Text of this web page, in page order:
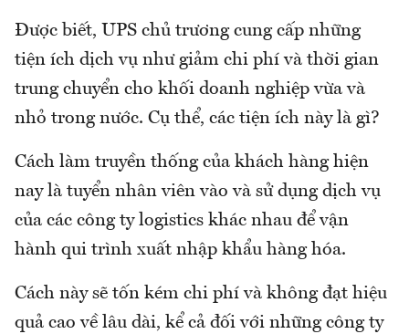
Được biết, UPS chủ trương cung cấp những
tiện ích dịch vụ như giảm chi phí và thời gian
trung chuyển cho khối doanh nghiệp vừa và
nhỏ trong nước. Cụ thể, các tiện ích này là gì?
Cách làm truyền thống của khách hàng hiện
nay là tuyển nhân viên vào và sử dụng dịch vụ
của các công ty logistics khác nhau để vận
hành qui trình xuất nhập khẩu hàng hóa.
Cách này sẽ tốn kém chi phí và không đạt hiệu
quả cao về lâu dài, kể cả đối với những công ty